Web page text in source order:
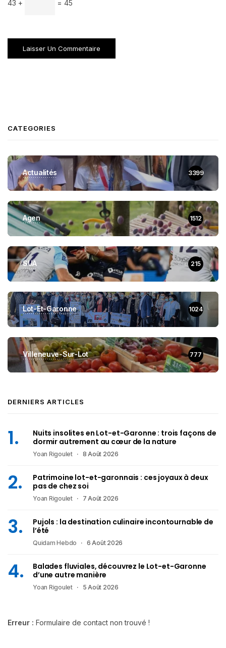
43 + = 45
CATEGORIES
Actualités 3399
Agen 1512
SUA 215
Lot-Et-Garonne 1024
Villeneuve-Sur-Lot 777
DERNIERS ARTICLES
Nuits insolites en Lot-et-Garonne : trois façons de
dormir autrement au cœur de la nature
Yoan Rigoulet 8 Août 2026
Patrimoine lot-et-garonnais : ces joyaux à deux
pas de chez soi
Yoan Rigoulet 7 Août 2026
Pujols : la destination culinaire incontournable de
l’été
Quidam Hebdo 6 Août 2026
Balades fluviales, découvrez le Lot-et-Garonne
d’une autre manière
Yoan Rigoulet 5 Août 2026
Erreur : Formulaire de contact non trouvé !